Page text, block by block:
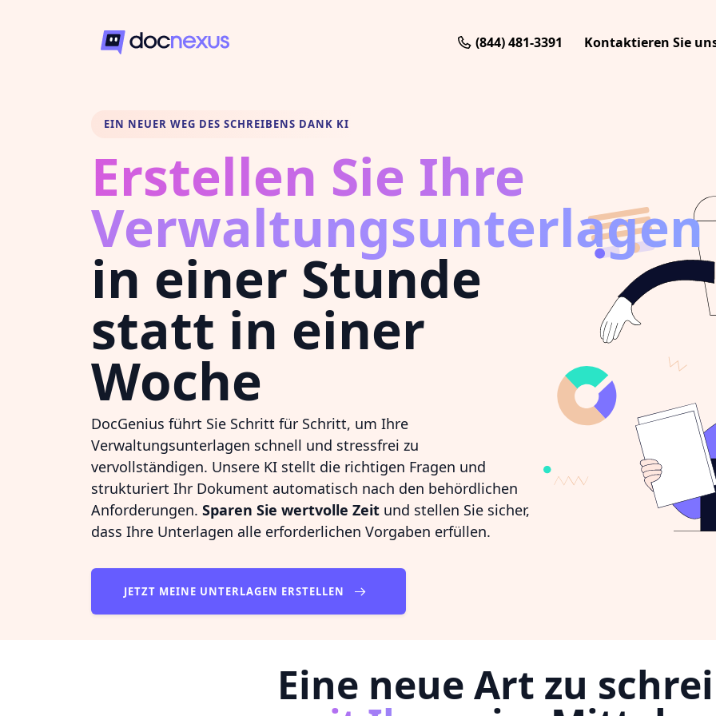
(844) 481-3391 Kontaktieren Sie
EIN NEUER WEG DES SCHREIBENS DANK KI
Erstellen Sie Ihre
Verwaltungsunterlagen
in einer Stunde
statt in einer
Woche
DocGenius führt Sie Schritt für Schritt, um Ihre
Verwaltungsunterlagen schnell und stressfrei zu
vervollständigen. Unsere KI stellt die richtigen Fragen und
strukturiert Ihr Dokument automatisch nach den behördlichen
Anforderungen. Sparen Sie wertvolle Zeit und stellen Sie sicher,
dass Ihre Unterlagen alle erforderlichen Vorgaben erfüllen.
JETZT MEINE UNTERLAGEN ERSTELLEN
Eine neue Art zu